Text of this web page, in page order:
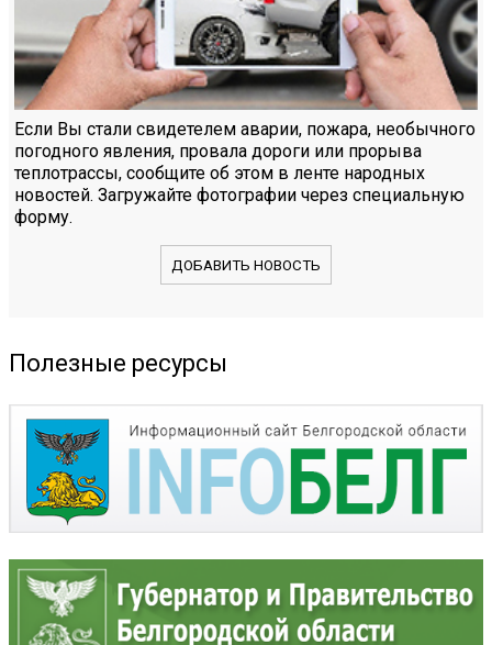
Если Вы стали свидетелем аварии, пожара, необычного
погодного явления, провала дороги или прорыва
теплотрассы, сообщите об этом в ленте народных
новостей. Загружайте фотографии через специальную
форму.
ДОБАВИТЬ НОВОСТЬ
Полезные ресурсы